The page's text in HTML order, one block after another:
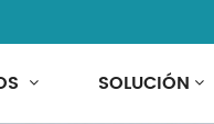
SOLUCIÓN